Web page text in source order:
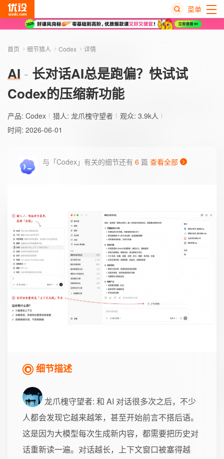
菜单
首页 细节猎人 Codex 详情
AI
长对话AI总是跑偏？快试试
Codex的压缩新功能
产品: Codex 猎人: 龙爪槐守望者
观众: 3.9k人
时间: 2026-06-01
与「Codex」有关的细节还有 6 篇 查看全部
细节描述
龙爪槐守望者: 和 AI 对话很多次之后，不少
人都会发现它越来越笨，甚至开始前言不搭后语。
这是因为大模型每次生成新内容，都需要把历史对
话重新读一遍。对话越长，上下文窗口被塞得越